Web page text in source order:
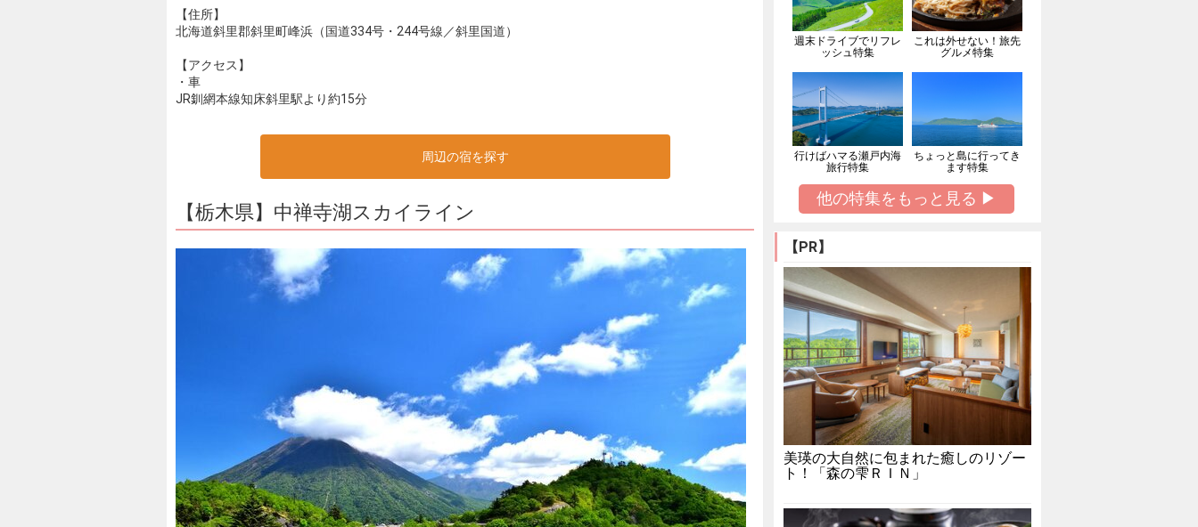
【住所】
北海道斜里郡斜里町峰浜（国道334号・244号線／斜里国道）
【アクセス】
・車
JR釧網本線知床斜里駅より約15分
周辺の宿を探す
【栃木県】中禅寺湖スカイライン
週末ドライブでリフレ
ッシュ特集
これは外せない！旅先
グルメ特集
行けばハマる瀬戸内海
旅行特集
ちょっと島に行ってき
ます特集
他の特集をもっと見る ▶
【PR】
美瑛の大自然に包まれた癒しのリゾー
ト！「森の雫ＲＩＮ」